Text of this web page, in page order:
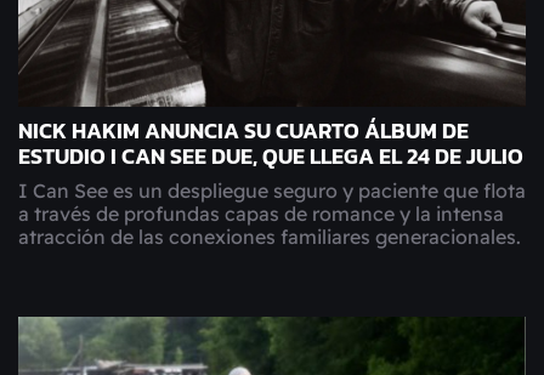
NICK HAKIM ANUNCIA SU CUARTO ÁLBUM DE
ESTUDIO I CAN SEE DUE, QUE LLEGA EL 24 DE JULIO
I Can See es un despliegue seguro y paciente que flota
a través de profundas capas de romance y la intensa
atracción de las conexiones familiares generacionales.